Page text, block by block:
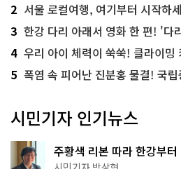
2 서울 로컬여행, 여기부터 시작하
3 한강 다리 아래서 영화 한 편! '다
4 우리 아이 체력이 쑥쑥! 클라이밍
5 폭염 속 피어난 진분홍 물결! 국
시민기자 인기뉴스
주황색 리본 따라 한강부
서울둘레길 15코스